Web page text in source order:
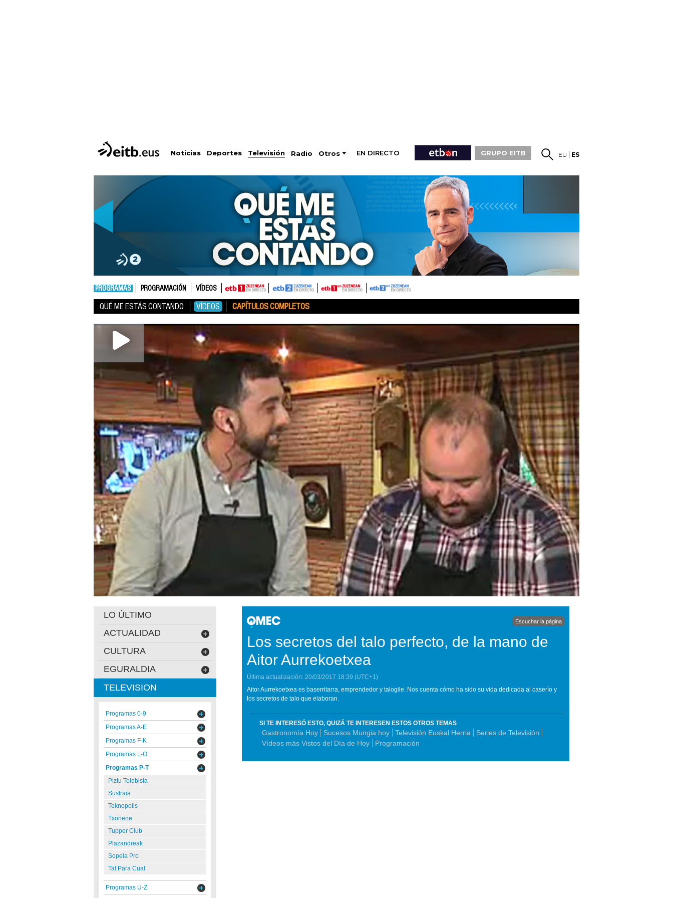
Noticias Deportes Televisión Radio Otros EN DIRECTO GRUPO EITB EU ES
PROGRAMAS PROGRAMACIÓN VÍDEOS
QUÉ ME ESTÁS CONTANDO VÍDEOS CAPÍTULOS COMPLETOS
Escuchar la página
Los secretos del talo perfecto, de la mano de
Aitor Aurrekoetxea
Última actualización: 20/03/2017 18:39 (UTC+1)
Aitor Aurrekoetxea es baserritarra, emprendedor y talogile. Nos cuenta cómo ha sido su vida dedicada al caserío y
los secretos de talo que elaboran.
SI TE INTERESÓ ESTO, QUIZÁ TE INTERESEN ESTOS OTROS TEMAS
Gastronomía Hoy Sucesos Mungia hoy Televisión Euskal Herria
Series de Televisión
Vídeos más Vistos del Día de Hoy
Programación
LO ÚLTIMO
ACTUALIDAD
CULTURA
EGURALDIA
TELEVISION
Programas 0-9
Programas A-E
Programas F-K
Programas L-O
Programas P-T
Piztu Telebista
Sustraia
Teknopolis
Txoriene
Tupper Club
Plazandreak
Sopela Pro
Tal Para Cual
Programas U-Z